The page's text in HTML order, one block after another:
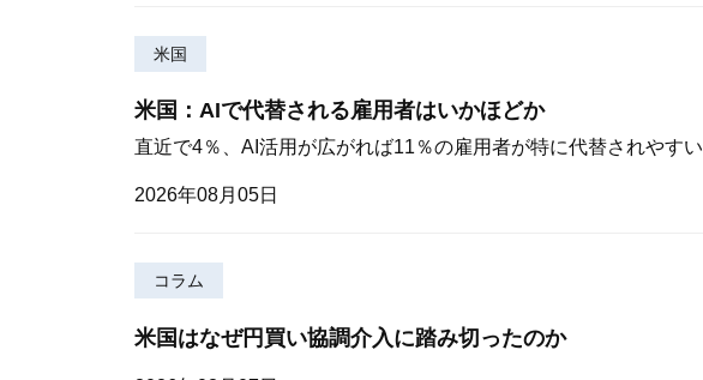
米国
米国：AIで代替される雇用者はいかほどか
直近で4％、AI活用が広がれば11％の雇用者が特に代替されやすい
2026年08月05日
コラム
米国はなぜ円買い協調介入に踏み切ったのか